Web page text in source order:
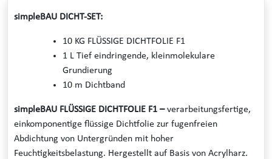
simpleBAU DICHT-SET:
10 KG FLÜSSIGE DICHTFOLIE F1
1 L Tief eindringende, kleinmolekulare
Grundierung
10 m Dichtband
simpleBAU FLÜSSIGE DICHTFOLIE F1 –verarbeitungsfertige,
einkomponentige flüssige Dichtfolie zur fugenfreien
Abdichtung von Untergründen mit hoher
Feuchtigkeitsbelastung. Hergestellt auf Basis von Acrylharz.